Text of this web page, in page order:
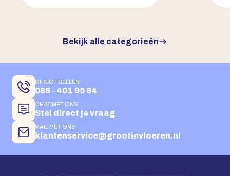
Bekijk alle categorieën
DIRECT BELLEN
085 - 401 95 84
CHAT MET ONS
Stel direct je vraag
MAIL MET ONS
klantenservice@grootinvloeren.nl